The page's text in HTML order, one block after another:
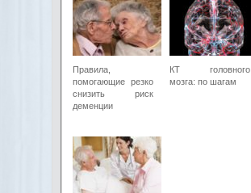
Правила,
помогающие резко
снизить риск
деменции
КТ головного
мозга: по шагам